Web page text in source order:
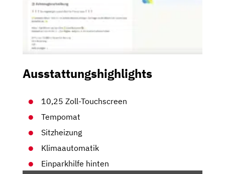
Ausstattungshighlights
10,25 Zoll-Touchscreen
Tempomat
Sitzheizung
Klimaautomatik
Einparkhilfe hinten